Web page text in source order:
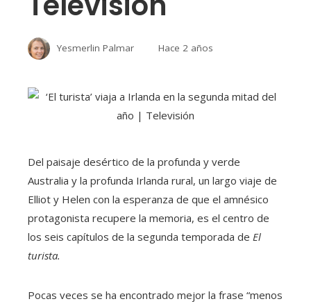
Yesmerlin Palmar Hace 2 años
Del paisaje desértico de la profunda y verde
Australia y la profunda Irlanda rural, un largo viaje de
Elliot y Helen con la esperanza de que el amnésico
protagonista recupere la memoria, es el centro de
los seis capítulos de la segunda temporada de El
turista.
Pocas veces se ha encontrado mejor la frase “menos